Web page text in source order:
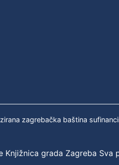
zagrebačka baština
grada Zagreba Sva